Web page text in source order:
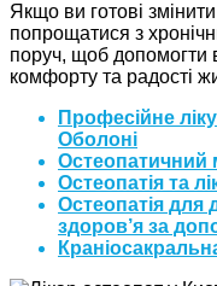
Якщо ви готові
попрощатися з
поруч, щоб допомогти
комфорту та радості
Професійне
Оболоні
Остеопатичний
Остеопатія та
Остеопатія для
здоров’я за